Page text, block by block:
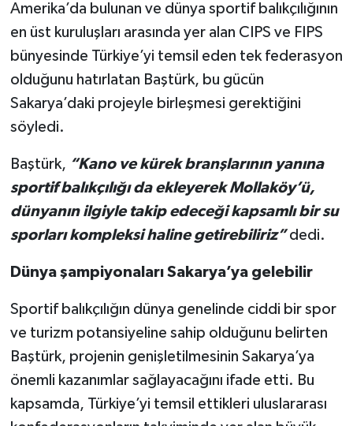
Amerika’da bulunan ve dünya sportif balıkçılığının
en üst kuruluşları arasında yer alan CIPS ve FIPS
bünyesinde Türkiye’yi temsil eden tek federasyon
olduğunu hatırlatan Baştürk, bu gücün
Sakarya’daki projeyle birleşmesi gerektiğini
söyledi.
Baştürk, “Kano ve kürek branşlarının yanına
sportif balıkçılığı da ekleyerek Mollaköy’ü,
dünyanın ilgiyle takip edeceği kapsamlı bir su
sporları kompleksi haline getirebiliriz”dedi.
Dünya şampiyonaları Sakarya’ya gelebilir
Sportif balıkçılığın dünya genelinde ciddi bir spor
ve turizm potansiyeline sahip olduğunu belirten
Baştürk, projenin genişletilmesinin Sakarya’ya
önemli kazanımlar sağlayacağını ifade etti. Bu
kapsamda, Türkiye’yi temsil ettikleri uluslararası